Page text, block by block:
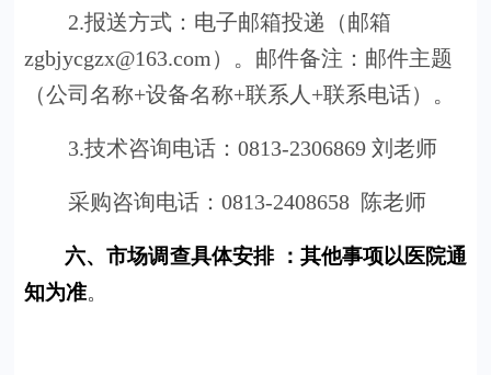
2.报送方式：电子邮箱投递（邮箱
zgbjycgzx@163.com）。邮件备注：邮件主题
（公司名称+设备名称+联系人+联系电话）。
3.技术咨询电话：0813-2306869 刘老师
采购咨询电话：0813-2408658 陈老师
六、市场调查具体安排 ：其他事项以医院通
知为准。